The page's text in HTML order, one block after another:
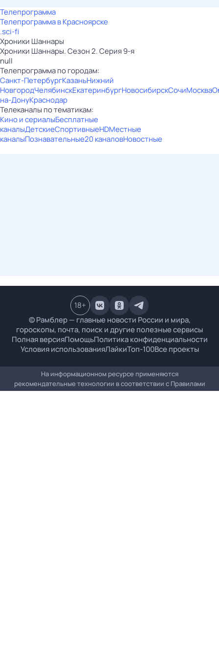
Телепрограмма
Телепрограмма в Красноярске
.sci-fi
Хроники Шаннары
Хроники Шаннары. Сезон 2. Серия 9-я
null
Телепрограмма по городам:
Санкт-ПетербургКазаньНижний
НовгородЧелябинскЕкатеринбургНовосибирскСочиМосква
на-ДонуКраснодар
Телеканалы по тематикам:
Кино и сериалыБесплатные
каналыДетскиеСпортивныеHDМестные
каналыПознавательные20 каналовНовостные
© Рамблер — главные новости России и мира,
гороскопы, почта, поиск и другие полезные сервисы
Полная версияПомощьПолитика конфиденциальности
Условия использованияЛайкиТоп-100Все проекты
18+
На информационном ресурсе применяются
рекомендательные технологии в соответствии с Правилами